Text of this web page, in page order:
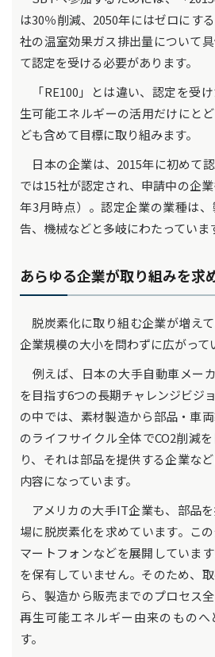
は30％削減、2050年にはゼロにす
社の温室効果ガス排出量について
て認定を受ける必要があります。
「RE100」とは違い、認定を受
生可能エネルギーの活用だけにと
ども含めて目標に取り組みます。
日本の企業は、2015年に初めて
では15社が認定され、申請中の企
年3月時点）。認定企業の業種は
告、機械などと多岐にわたっていま
あらゆる企業が取り組みを求
脱炭素化に取り組む企業が増え
企業規模の大小を問わずに広がって
例えば、日本の大手自動車メー
を目指す6つの長期チャレンジビジ
の中では、素材製造から部品・車
のライフサイクル全体でCO2削減
り、それは部品を提供する企業な
内容になっています。
アメリカの大手IT企業も、部品
場に脱炭素化を求めています。こ
マートフォンなどを展開していま
を保有していません。そのため、
ら、製造から販売までのプロセス
再生可能エネルギー由来のものへ
す。